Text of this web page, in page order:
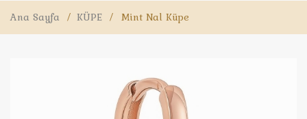
Ana Sayfa / KÜPE / Mint Nal Küpe